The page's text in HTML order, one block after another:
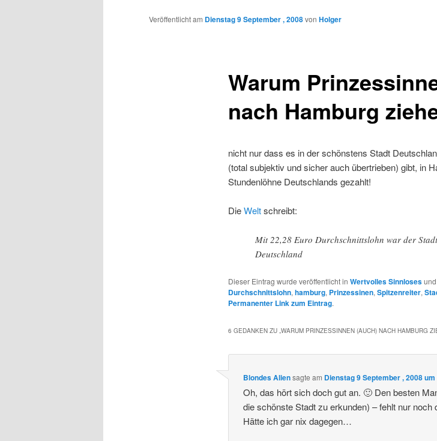
Inhalt
Warum
nach Hamburg
Veröffentlicht am Dienstag 9 September , 2008von Holger
nicht nur dass es in der schönstens Stadt
(total subjektiv und sicher auch übertrieben) gibt, in
Stundenlöhne Deutschlands gezahlt!
DieWeltschreibt:
Mit 22,28 Euro Durchschnittslohn war der
Deutschland
Dieser Eintrag wurde veröffentlicht in Wertvolles Sinnlosesund
Durchschnittslohn, hamburg, Prinzessinen, Spitzenreiter,
Permanenter Link zum Eintrag.
6 GEDANKEN ZU „WARUM PRINZESSINNEN (AUCH) NACH HAMBURG
Blondes Aliensagte am Dienstag 9 September , 2008
Oh, das hört sich doch gut an. 🙂 Den besten
die schönste Stadt zu erkunden) – fehlt nur
Hätte ich gar nix dagegen…